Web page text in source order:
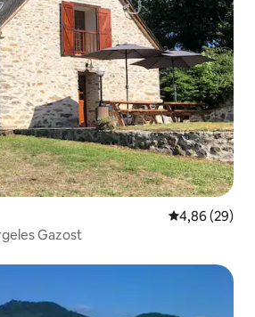
Note
4,86 (29)
Gazost